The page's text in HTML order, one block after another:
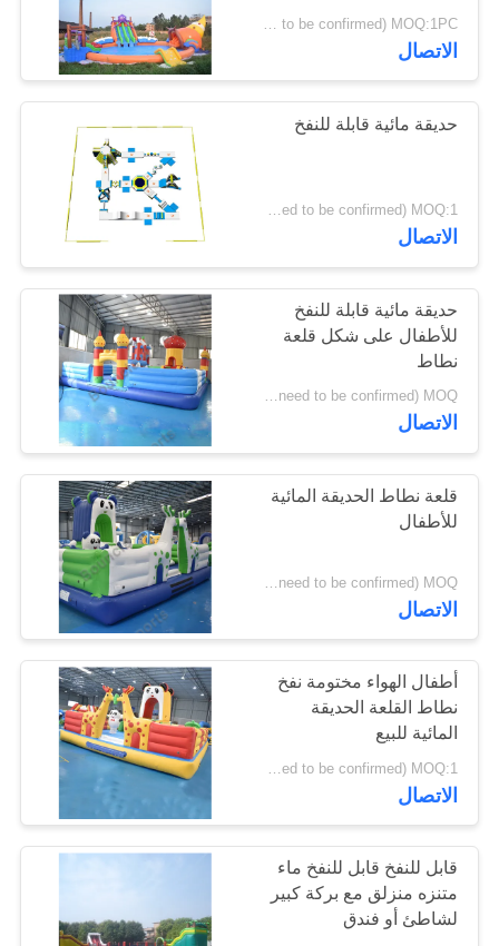
PRIVACY
POLICY
قارب مطاطي
الطوافات
7
قارب الموز نفخ
9
خيمة حدث قابل للنفخ
24
الساحة الألوان نفخ
11
للاستخدام التجاري
USD 12000- 15000/set ( price just for reference, detailed prices need to be confirmed) MOQ:1PC
الاتصال
حديقة مائية قابلة للنفخ
USD 26400- 32200/set ( price just for reference, detailed prices need to be confirmed) MOQ:1 جهاز الكمبيوتر
الاتصال
حديقة مائية قابلة للنفخ
للأطفال على شكل قلعة
نطاط
USD 11600- 14200/piece ( price just for reference, detailed prices need to be confirmed) MOQ:حاسب شخصي 1
الاتصال
قلعة نطاط الحديقة المائية
للأطفال
الاتصال
أطفال الهواء مختومة نفخ
نطاط القلعة الحديقة
المائية للبيع
USD 6700- 8200/set ( price just for reference, detailed prices need to be confirmed) MOQ:1 مجموعة
الاتصال
قابل للنفخ قابل للنفخ ماء
متنزه منزلق مع بركة كبير
لشاطئ أو فندق